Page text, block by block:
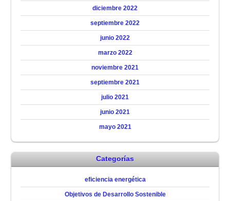
diciembre 2022
septiembre 2022
junio 2022
marzo 2022
noviembre 2021
septiembre 2021
julio 2021
junio 2021
mayo 2021
Categorías
eficiencia energética
Objetivos de Desarrollo Sostenible